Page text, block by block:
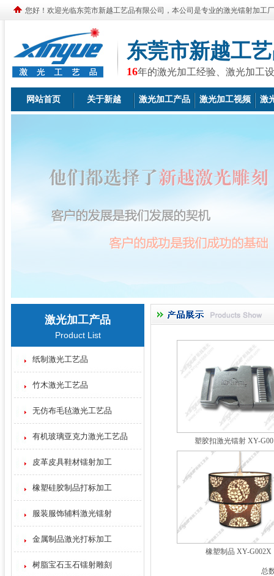
您好！欢迎光临东莞市新越工艺品有限公司，本公司是专业的激光镭射加工
东莞市新越工
16年的激光加工经验、激光加工
网站首页 关于新越 激光加工产品 激光加工视频 激
激光加工产品
Product List
纸制激光工艺品
竹木激光工艺品
无仿布毛毡激光工艺品
有机玻璃亚克力激光工艺品
皮革皮具鞋材镭射加工
橡塑硅胶制品打标加工
服装服饰辅料激光镭射
金属制品激光打标加工
树脂宝石玉石镭射雕刻
塑胶扣激光镭射 XY-
橡塑制品 XY-G002X
总